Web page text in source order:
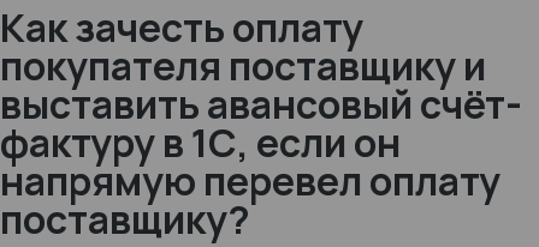
Как зачесть оплату
покупателя поставщику и
выставить авансовый счёт-
фактуру в 1С, если он
напрямую перевел оплату
поставщику?